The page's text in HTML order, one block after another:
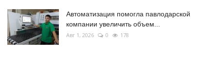
Автоматизация помогла павлодарской
компании увеличить объем...
Авг 1, 2026 0 178